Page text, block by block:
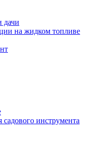
дачи
на жидком топливе
садового инструмента